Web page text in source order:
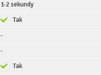
1-2 sekundy
Tak
-
-
Tak